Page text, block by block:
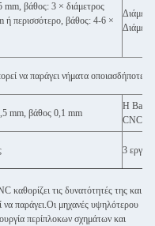
βάθος: 3 × διάμετρος
ή περισσότερο, βάθος: 4-6 ×
να παράγει νήματα οποιασδήποτε
mm, βάθος 0,1 mm
Η
CNC
3
τις δυνατότητές της και
παράγει.Οι μηχανές υψηλότερου
περίπλοκων σχημάτων και